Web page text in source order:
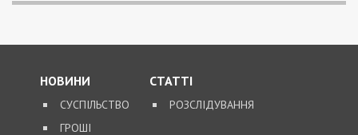
НОВИНИ
СУСПІЛЬСТВО
ГРОШІ
СТАТТІ
РОЗСЛІДУВАННЯ